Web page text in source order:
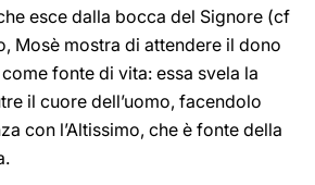
esce dalla bocca del Signore (cf
Mosè mostra di attendere il dono
fonte di vita: essa svela la
il cuore dell’uomo, facendolo
con l’Altissimo, che è fonte della